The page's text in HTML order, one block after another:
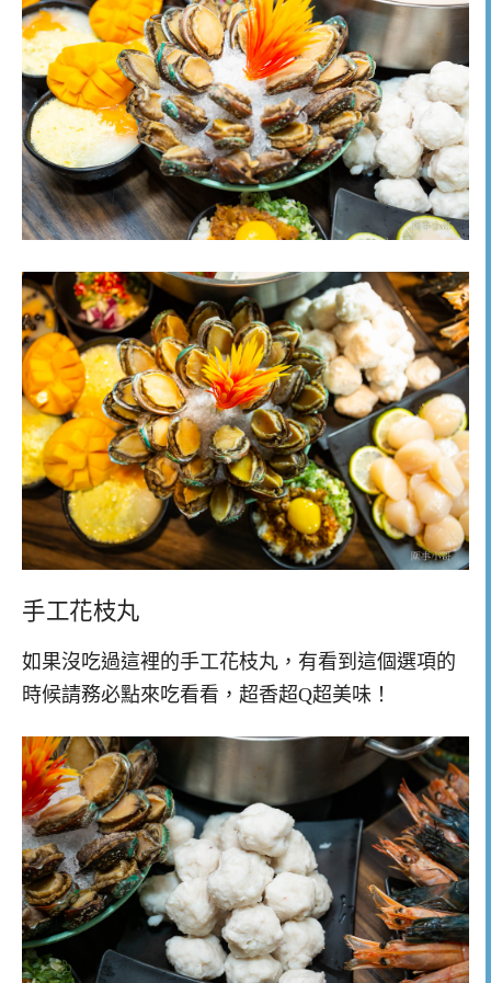
手工花枝丸
如果沒吃過這裡的手工花枝丸，有看到這個選項的
時候請務必點來吃看看，超香超Q超美味！